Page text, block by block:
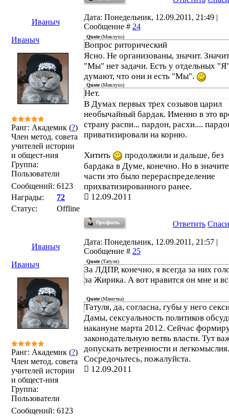
Иваныч
Дата: Понедельник, 12.09.2011, 21:49 |
Сообщение # 24
Иваныч
Ранг: Академик (?)
Член метод. совета
учителей истории
и общест-ния
Группа:
Пользователи
Сообщений: 6123
Награды:
72
Статус:
Offline
Quote(Миклухо)
Вопрос риторический
Ясно. Не организованы, значит.
"Мы" нет задачи. Есть у отдельных
думают, что они и есть "Мы".
Quote(Миклухо)
Нет.
В Думах первых трех созывов царил
необычайный бардак. Именно в это
страну распи... пардон, расхи....
приватизировали на корню.
Хитить
продолжили и дальше, без
бардака в Думе, конечно. Но в
части это было перераспределение
прихватизированного ранее.
12.09.2011
Ответить
Иваныч
Дата: Понедельник, 12.09.2011, 21:57 |
Сообщение # 25
Иваныч
Ранг: Академик (?)
Член метод. совета
учителей истории
и общест-ния
Группа:
Пользователи
Сообщений: 6123
Quote(Татуля)
За ЛДПР, конечно, я всегда за них
за Жирика. А вот нравится он мне и
Quote(Мамочка)
Татуля, да, согласна, губы у него
Дамы, сексуальность политиков
накануне марта 2012. Сейчас
законодательную ветвь власти. Тут
допускать ветренности и легкомыслия.
Сосредочьтесь, пожалуйста.
12.09.2011